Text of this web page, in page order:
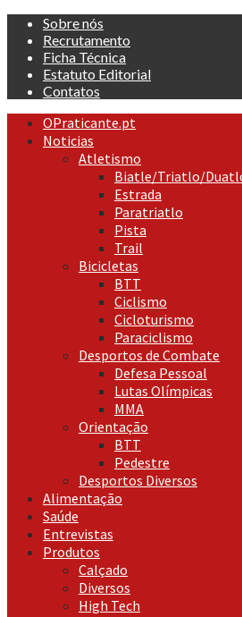
Skip
content
Sobre nós
Recrutamento
Ficha Técnica
Estatuto Editorial
Contatos
Primary
Menu
OPraticante.pt
Noticias
Atletismo
Biatle/Triatlo/
Estrada
Paratriatlo
Pista
Trail
Bicicletas
BTT
Ciclismo
Cicloturismo
Paraciclismo
Desportos de Combate
Defesa Pessoal
Lutas Olímpicas
MMA
Orientação
BTT
Pedestre
Desportos Diversos
Alimentação
Saúde
Entrevistas
Produtos
Calçado
Diversos
High Tech